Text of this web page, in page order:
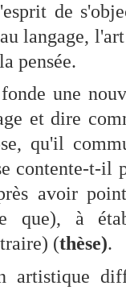
de
langage,
pensée.
une
et dire
qu'il
contente-t-il
avoir
que), à
(thèse).